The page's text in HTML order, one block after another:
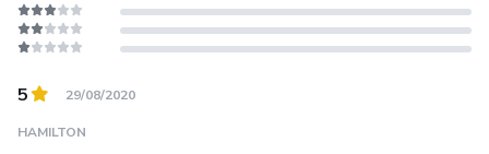
5 29/08/2020
HAMILTON